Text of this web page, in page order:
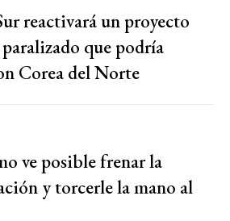
reactivará un proyecto
que podría
Corea del Norte
ve posible frenar la
y torcerle la mano al